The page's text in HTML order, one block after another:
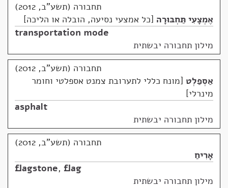
תחבורה (תשע"ב, 2012)
אֶמְצָעִי תַּחְבּוּרָה כל אמצעי נסיעה, הובלה או הליכה
transportation mode
מילון תחבורה יבשתית
תחבורה (תשע"ב, 2012)
אַסְפַלְט מונח כללי לתערובת צמנט אספלטי וחומר
מינרלי
asphalt
מילון תחבורה יבשתית
תחבורה (תשע"ב, 2012)
אָרִיחַ
flagstone, flag
מילון תחבורה יבשתית